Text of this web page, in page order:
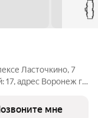
Ласточкино, 7
17, адрес Воронеж г.,
мне